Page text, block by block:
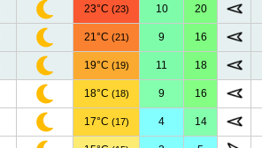
23°C (23) 10 20
21°C (21) 9 16
19°C (19) 11 18
18°C (18) 9 16
17°C (17) 4 14